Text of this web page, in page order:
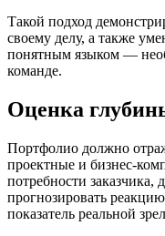
Такой подход
своему делу, а также
понятным языком —
команде.
Оценка
Портфолио должно
проектные и бизнес-
потребности
прогнозировать
показатель реальной